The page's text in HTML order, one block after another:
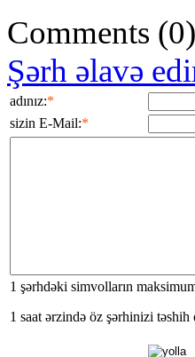
Comments (0)
Şərh əlavə
adınız:*
sizin E-Mail:*
1 şərhdəki simvolların
1 saat ərzində öz şərhinizi təshih